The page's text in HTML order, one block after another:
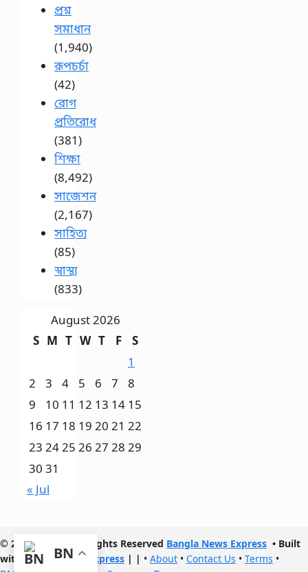
প্রশ্ন
সমাধান
(1,940)
রূপচর্চা
(42)
রোগ
প্রতিরোধ
(381)
শিক্ষা
(8,492)
সাজেশন
(2,167)
সাহিত্য
(85)
স্বাস্থ্য
(833)
August 2026
S M T W T F
S
1
2
3 4 5 6 7
8
9
10 11 12 13 14 15
16 17 18 19 20 21 22
23 2425 26 27 28 29
30 31
« Jul
© 2017- 2026 | All Rights Reserved Bangla News Express • Built
with
Bangla News Express | | • About • Contact Us • Terms •
BN